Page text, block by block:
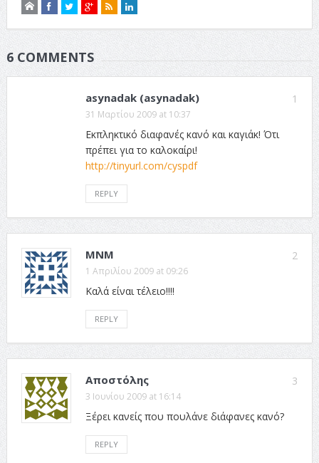
6 COMMENTS
1
asynadak (asynadak)
31 Μαρτίου 2009 at 10:37
Εκπληκτικό διαφανές κανό και καγιάκ! Ότι
πρέπει για το καλοκαίρι!
http://tinyurl.com/cyspdf
REPLY
2
ΜΝΜ
1 Απριλίου 2009 at 09:26
Καλά είναι τέλειο!!!!
REPLY
3
Αποστόλης
3 Ιουνίου 2009 at 16:14
Ξέρει κανείς που πουλάνε διάφανες κανό?
REPLY